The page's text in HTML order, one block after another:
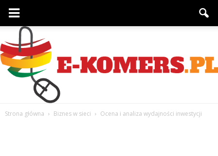
Strona główna Biznes w sieci Ocena i analiza wydajności inwestycji